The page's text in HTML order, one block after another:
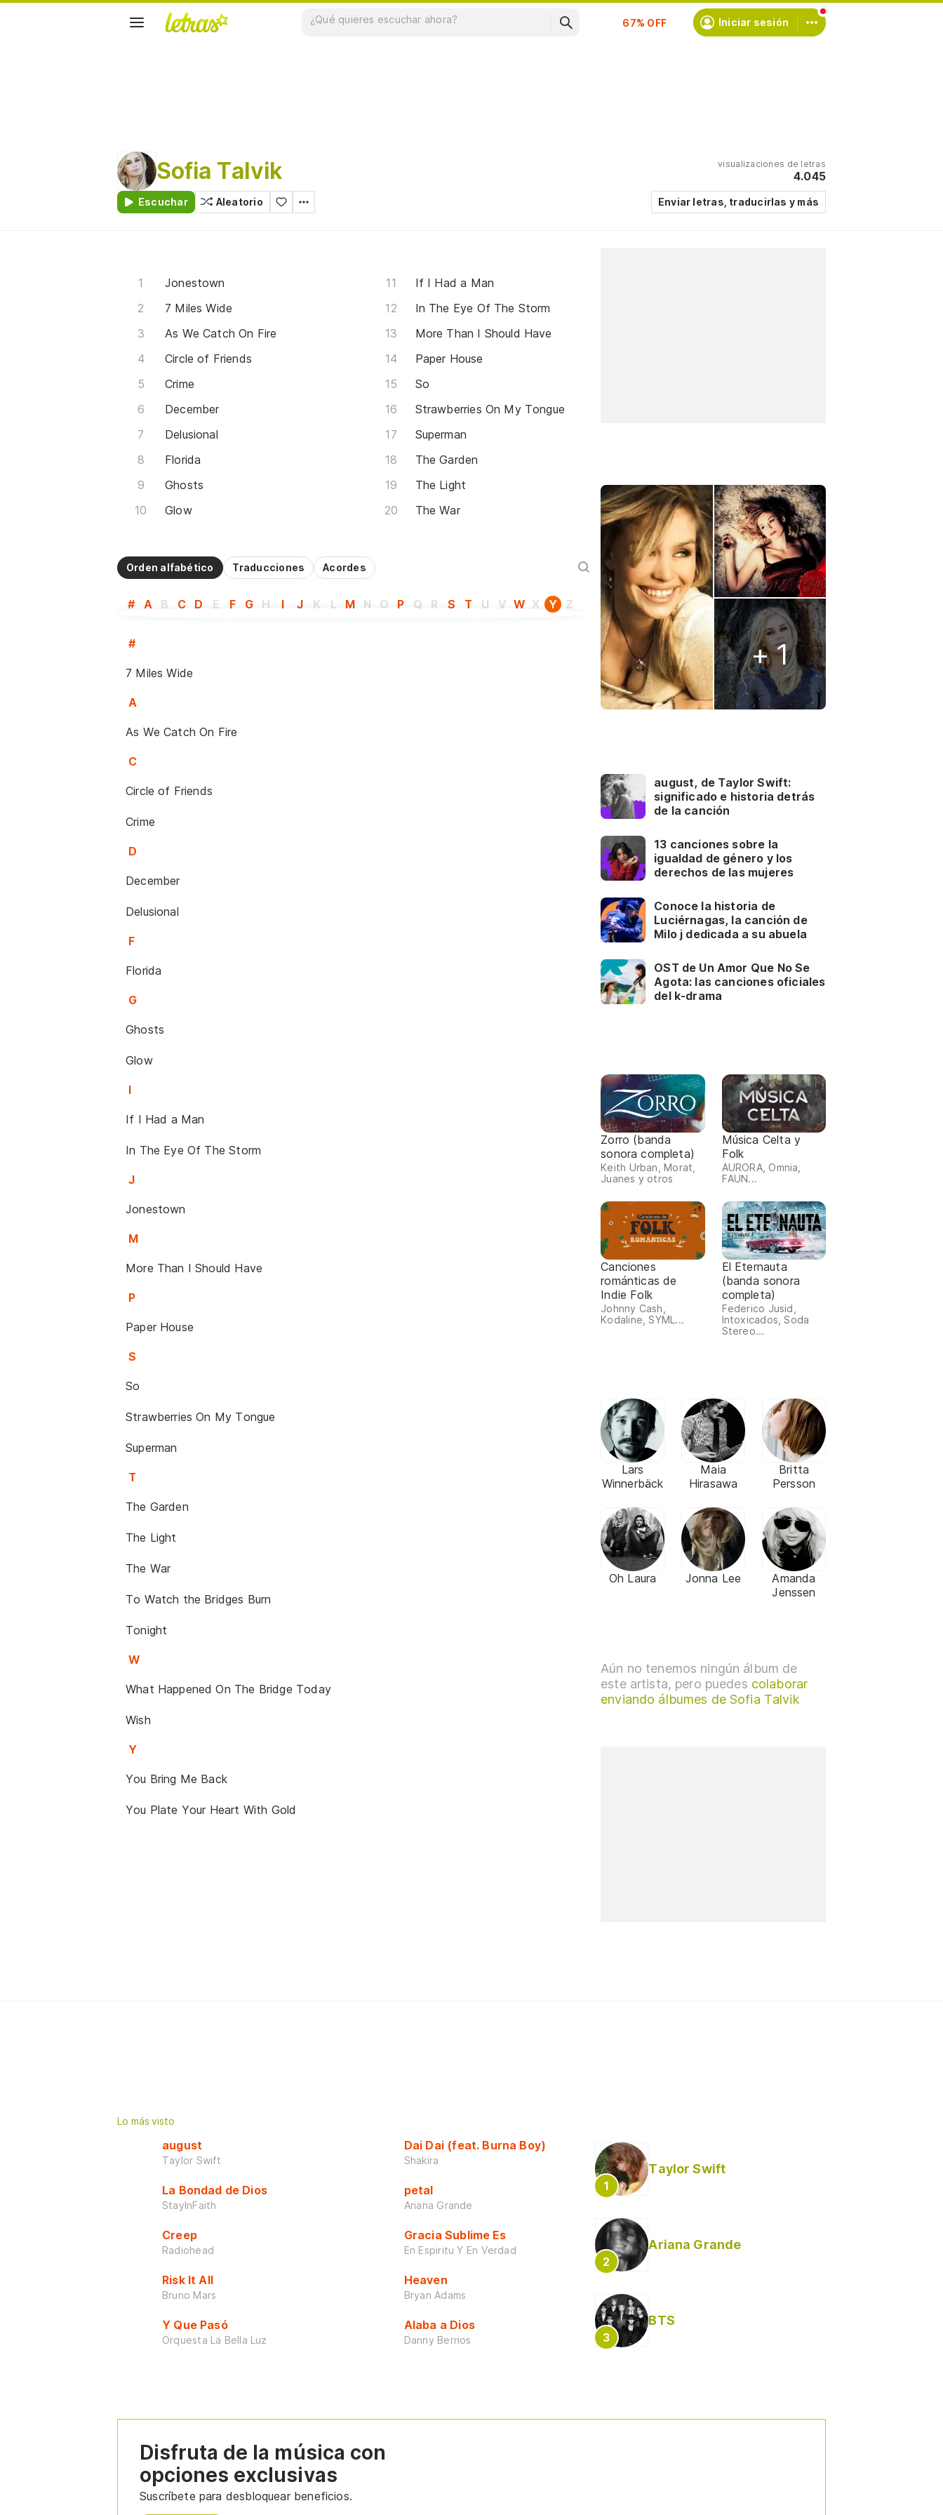
Suscríbete Iniciar sesión
Sofia Talvik
Escuchar Aleatorio
visualizaciones de letras
4.045
Enviar letras, traducirlas y más
Jonestown
7 Miles Wide
As We Catch On Fire
Circle of Friends
Crime
December
Delusional
Florida
Ghosts
Glow
If I Had a Man
In The Eye Of The Storm
More Than I Should Have
Paper House
So
Strawberries On My Tongue
Superman
The Garden
The Light
The War
Orden alfabético Traducciones Acordes
# A B C D E F G H I J K L M N O P Q R S T U V W X Y Z
#
7 Miles Wide
A
As We Catch On Fire
C
Circle of Friends
Crime
D
December
Delusional
F
Florida
G
Ghosts
Glow
I
If I Had a Man
In The Eye Of The Storm
J
Jonestown
M
More Than I Should Have
P
Paper House
S
So
Strawberries On My Tongue
Superman
T
The Garden
The Light
The War
To Watch the Bridges Burn
Tonight
W
What Happened On The Bridge Today
Wish
Y
You Bring Me Back
You Plate Your Heart With Gold
+ 1
august, de Taylor Swift:
significado e historia detrás
de la canción
13 canciones sobre la
igualdad de género y los
derechos de las mujeres
Conoce la historia de
Luciérnagas, la canción de
Milo j dedicada a su abuela
OST de Un Amor Que No Se
Agota: las canciones oficiales
del k-drama
Zorro (banda
sonora completa)
Keith Urban, Morat,
Juanes y otros
Música Celta y
Folk
AURORA, Omnia,
FAUN...
Canciones
románticas de
Indie Folk
Johnny Cash,
Kodaline, SYML...
El Eternauta
(banda sonora
completa)
Federico Jusid,
Intoxicados, Soda
Stereo...
Lars
Winnerbäck
Maia
Hirasawa
Britta
Persson
Oh Laura Jonna Lee
Amanda
Jenssen
Aún no tenemos ningún álbum de
este artista, pero puedes colaborar
enviando álbumes de Sofia Talvik
Lo más visto
august
Taylor Swift
La Bondad de Dios
StayInFaith
Creep
Radiohead
Risk It All
Bruno Mars
Y Que Pasó
Orquesta La Bella Luz
Dai Dai (feat. Burna Boy)
Shakira
petal
Ariana Grande
Gracia Sublime Es
En Espiritu Y En Verdad
Heaven
Bryan Adams
Alaba a Dios
Danny Berrios
Taylor Swift
Ariana Grande
BTS
Disfruta de la música con
opciones exclusivas
Suscríbete para desbloquear beneficios.